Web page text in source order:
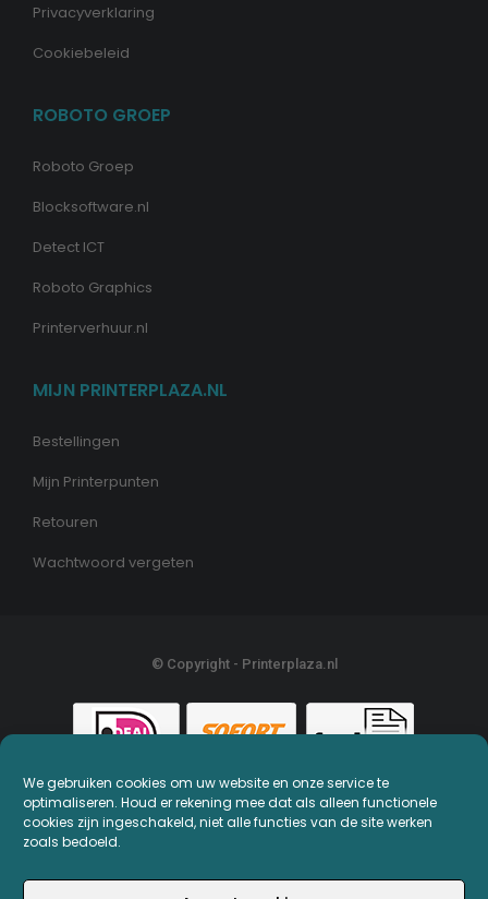
We gebruiken cookies om uw website en onze service te
optimaliseren. Houd er rekening mee dat als alleen functionele
cookies zijn ingeschakeld, niet alle functies van de site werken
zoals bedoeld.
Privacyverklaring
Cookiebeleid
ROBOTO GROEP
Roboto Groep
Blocksoftware.nl
Detect ICT
Roboto Graphics
Printerverhuur.nl
MIJN PRINTERPLAZA.NL
Bestellingen
Mijn Printerpunten
Retouren
Wachtwoord vergeten
© Copyright - Printerplaza.nl